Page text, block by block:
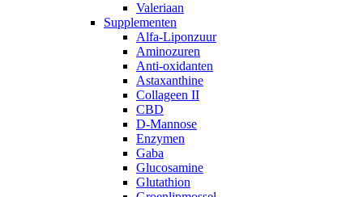
Valeriaan
Supplementen
Alfa-Liponzuur
Aminozuren
Anti-oxidanten
Astaxanthine
Collageen II
CBD
D-Mannose
Enzymen
Gaba
Glucosamine
Glutathion